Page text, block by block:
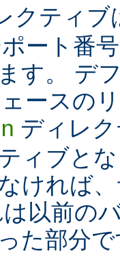
クティブ
ート番
す。 デ
ースの
ディレ
ィブと
ければ
以前の
た部分